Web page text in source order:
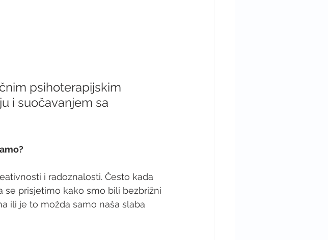
psihoterapijskim
i suočavanjem sa
i radoznalosti. Često kada
prisjetimo kako smo bili bezbrižni
ili je to možda samo naša slaba